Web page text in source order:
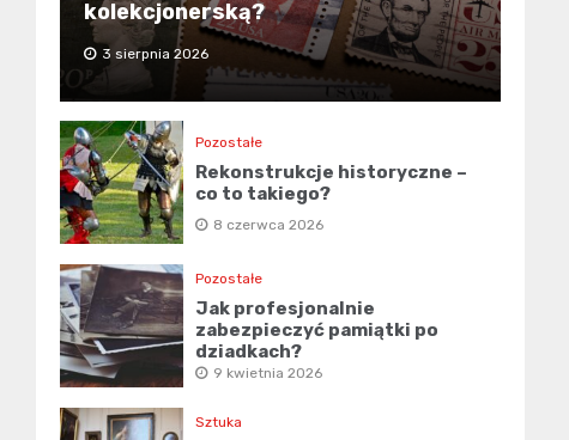
kolekcjonerską?
3 sierpnia 2026
Pozostałe
Rekonstrukcje historyczne –
co to takiego?
8 czerwca 2026
Pozostałe
Jak profesjonalnie
zabezpieczyć pamiątki po
dziadkach?
9 kwietnia 2026
Sztuka